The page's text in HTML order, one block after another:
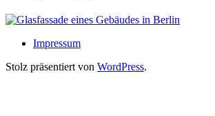
Impressum
Stolz präsentiert von WordPress.